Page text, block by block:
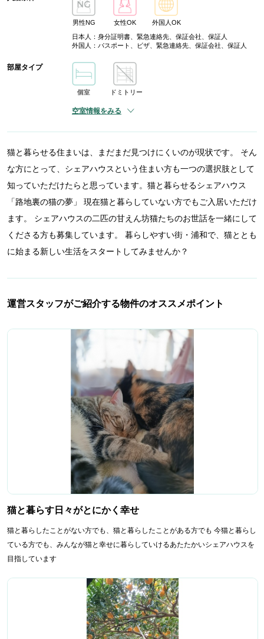
男性NG 女性OK
外国人OK
日本人：身分証明書、緊急連絡先、保証会社、保証人
外国人：パスポート、ビザ、緊急連絡先、保証会社、保証人
部屋タイプ
個室 ドミトリー
空室情報をみる
猫と暮らせる住まいは、まだまだ見つけにくいのが現状です。 そん
な方にとって、シェアハウスという住まい方も一つの選択肢として
知っていただけたらと思っています。猫と暮らせるシェアハウス
「路地裏の猫の夢」 現在猫と暮らしていない方でもご入居いただけ
ます。 シェアハウスの二匹の甘えん坊猫たちのお世話を一緒にして
くださる方も募集しています。 暮らしやすい街・浦和で、猫ととも
に始まる新しい生活をスタートしてみませんか？
運営スタッフがご紹介する物件のオススメポイント
猫と暮らす日々がとにかく幸せ
猫と暮らしたことがない方でも、猫と暮らしたことがある方でも 今猫と暮らし
ている方でも、みんなが猫と幸せに暮らしていけるあたたかいシェアハウスを
目指しています